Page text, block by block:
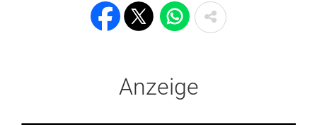
Anzeige